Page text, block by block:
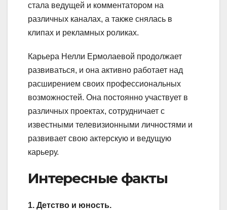
стала ведущей и комментатором на
различных каналах, а также снялась в
клипах и рекламных роликах.
Карьера Нелли Ермолаевой продолжает
развиваться, и она активно работает над
расширением своих профессиональных
возможностей. Она постоянно участвует в
различных проектах, сотрудничает с
известными телевизионными личностями и
развивает свою актерскую и ведущую
карьеру.
Интересные факты
1. Детство и юность.